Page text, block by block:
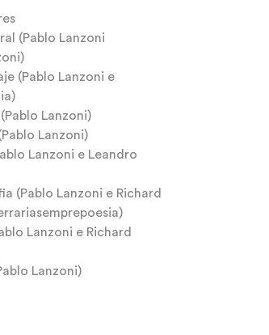
(Pablo Lanzoni
(Pablo Lanzoni e
Lanzoni)
Lanzoni)
Lanzoni e Leandro
(Pablo Lanzoni e Richard
Lanzoni e Richard
Lanzoni)